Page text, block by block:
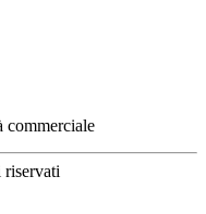
commerciale